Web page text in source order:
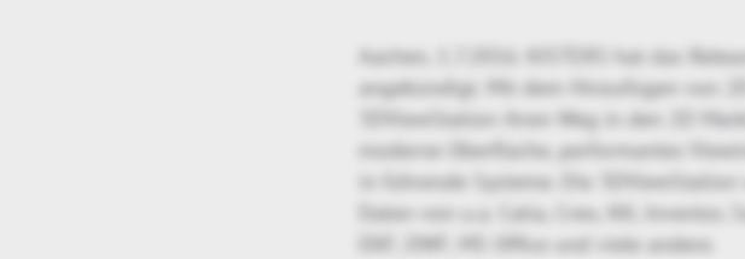
Aachen, 1.7.2016: KISTERS hat das
angekündigt. Mit dem Hinzufügen von
3DViewStation ihren Weg in den 2D
moderne Oberfläche, performantes
in führende Systeme. Die
Daten von u.a. Catia, Creo, NX, Inventor,
DXF, DWF, MS Office und viele andere.